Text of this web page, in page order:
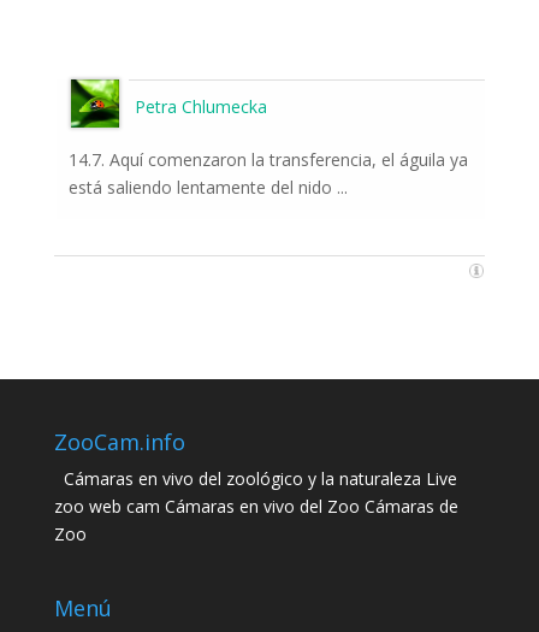
Petra Chlumecka
14.7. Aquí comenzaron la transferencia, el águila ya
está saliendo lentamente del nido ...
ZooCam.info
Cámaras en vivo del zoológico y la naturaleza Live
zoo web cam Cámaras en vivo del Zoo Cámaras de
Zoo
Menú